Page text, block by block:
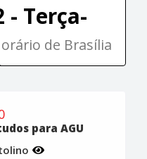
- Terça-
de Brasília
para AGU